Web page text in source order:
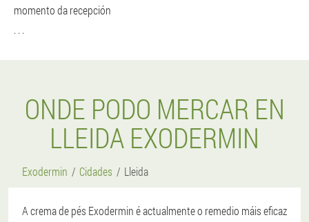
momento da recepción
. . .
ONDE PODO MERCAR EN
LLEIDA EXODERMIN
Exodermin Cidades Lleida
A crema de pés Exodermin é actualmente o remedio máis eficaz